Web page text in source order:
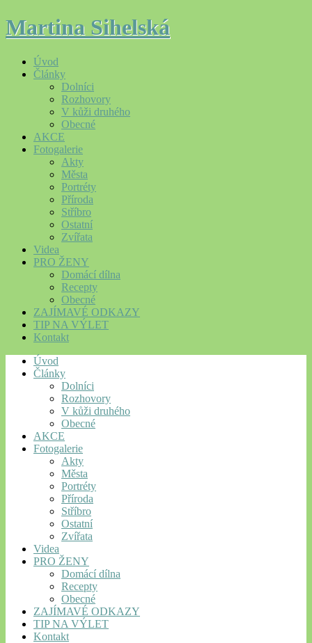
Martina Sihelská
Úvod
Články
Dolníci
Rozhovory
V kůži druhého
Obecné
AKCE
Fotogalerie
Akty
Města
Portréty
Příroda
Stříbro
Ostatní
Zvířata
Videa
PRO ŽENY
Domácí dílna
Recepty
Obecné
ZAJÍMAVÉ ODKAZY
TIP NA VÝLET
Kontakt
Úvod
Články
Dolníci
Rozhovory
V kůži druhého
Obecné
AKCE
Fotogalerie
Akty
Města
Portréty
Příroda
Stříbro
Ostatní
Zvířata
Videa
PRO ŽENY
Domácí dílna
Recepty
Obecné
ZAJÍMAVÉ ODKAZY
TIP NA VÝLET
Kontakt